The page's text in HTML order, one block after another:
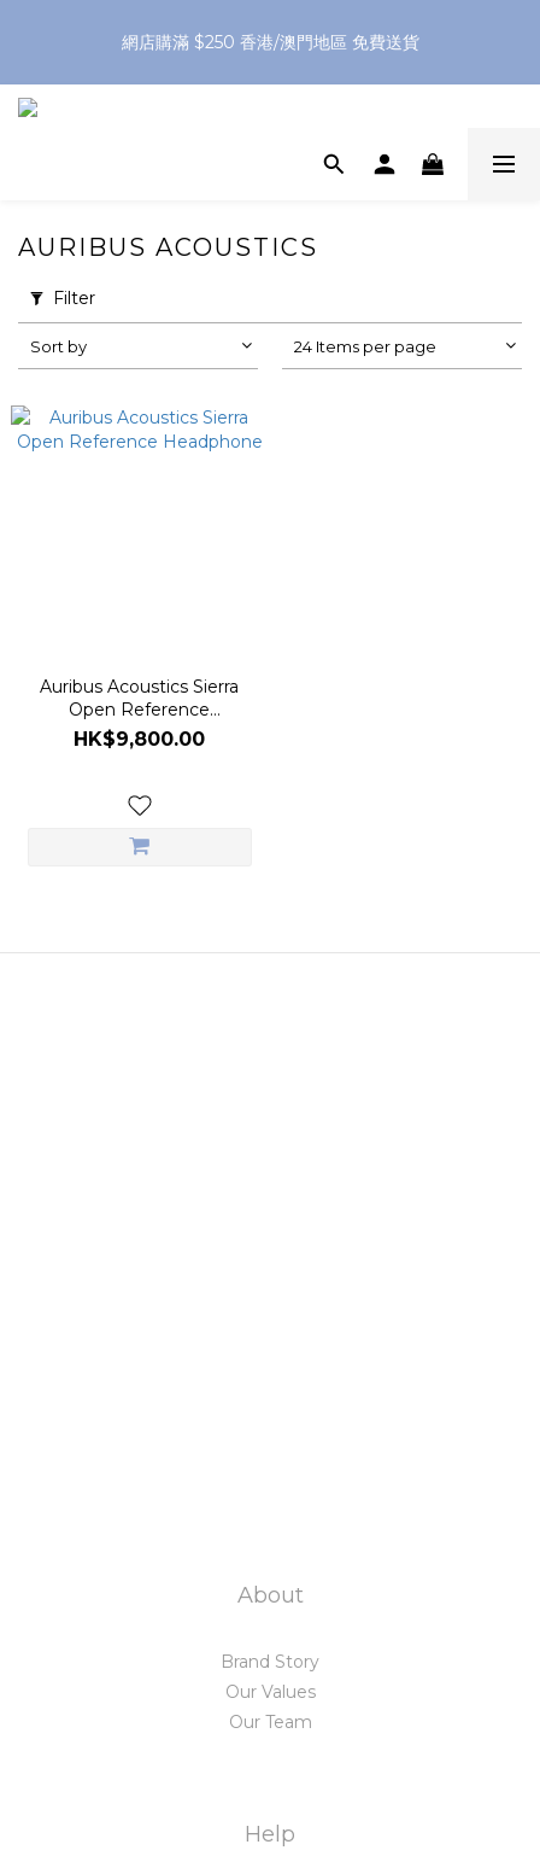
網店購滿 $250 香港/澳門地區 免費送貨
XPay（先買後付 免息分 3 期）- 新用戶首次消費滿 HK$100 即
AURIBUS ACOUSTICS
Filter
Sort by 24 Items per page
Auribus Acoustics Sierra
Open Reference
Headphone
HK$9,800.00
About
Brand Story
Our Values
Our Team
Help